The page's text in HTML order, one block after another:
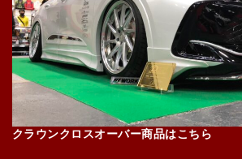
クラウンクロスオーバー商品はこちら